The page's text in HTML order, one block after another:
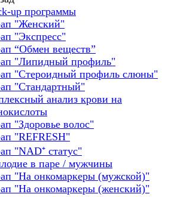
up программы
"Женский"
"Экспресс"
“Обмен веществ”
"Липидный профиль"
"Стероидный профиль слюны"
"Стандартный"
анализ крови на
"Здоровье волос"
"REFRESH"
"NAD⁺ статус"
в паре / мужчины
"На онкомаркеры (мужской)"
"На онкомаркеры (женский)"